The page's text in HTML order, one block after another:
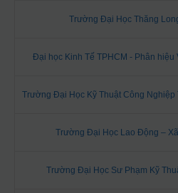
Trường Đại Học Thăng
Đại học Kinh Tế TPHCM - Phân hiệu
Trường Đại Học Kỹ Thuật Công Nghiệp
Trường Đại Học Lao Động –
Trường Đại Học Sư Phạm Kỹ